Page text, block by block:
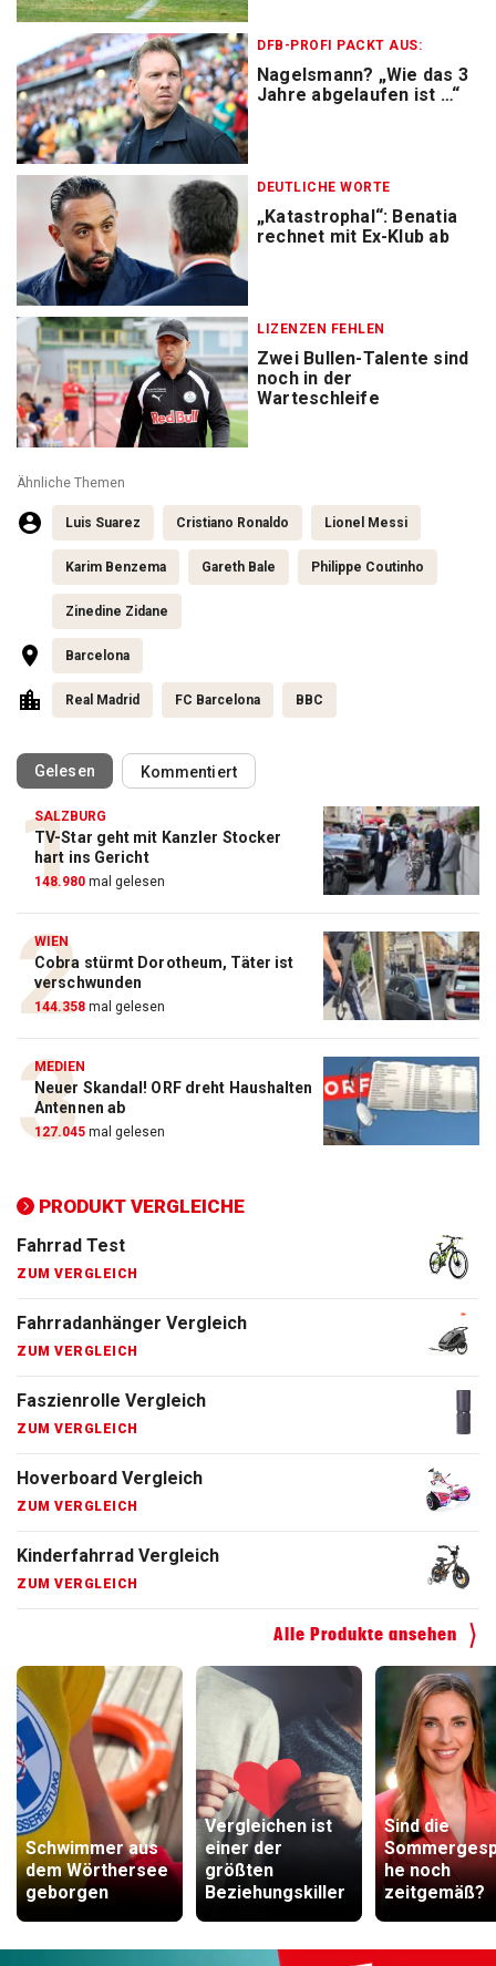
DFB-PROFI PACKT AUS:
Nagelsmann? „Wie das 3
Jahre abgelaufen ist …“
DEUTLICHE WORTE
„Katastrophal“: Benatia
rechnet mit Ex-Klub ab
LIZENZEN FEHLEN
Zwei Bullen-Talente sind
noch in der
Warteschleife
Ähnliche Themen
Luis Suarez Cristiano Ronaldo Lionel Messi
Karim Benzema Gareth Bale Philippe Coutinho
Zinedine Zidane
Barcelona
Real Madrid FC Barcelona BBC
Gelesen(ausgewählt)Kommentiert
SALZBURG
TV-Star geht mit Kanzler Stocker
hart ins Gericht
148.980 mal gelesen
WIEN
Cobra stürmt Dorotheum, Täter ist
verschwunden
144.358 mal gelesen
MEDIEN
Neuer Skandal! ORF dreht Haushalten
Antennen ab
127.045 mal gelesen
PRODUKT VERGLEICHE
Action-Cam Vergleich
ZUM VERGLEICH
Crosstrainer Vergleich
ZUM VERGLEICH
E-Bike Vergleich
ZUM VERGLEICH
Elektro-Scooter Vergleich
ZUM VERGLEICH
ZUM VERGLEICH
Fahrrad Test
ZUM VERGLEICH
Fahrradanhänger Vergleich
ZUM VERGLEICH
Faszienrolle Vergleich
ZUM VERGLEICH
Hoverboard Vergleich
ZUM VERGLEICH
Kinderfahrrad Vergleich
ZUM VERGLEICH
Alle Produkte ansehen
Schwimmer aus
dem Wörthersee
geborgen
Vergleichen ist
einer der
größten
Beziehungskiller
Sind die
he noch
zeitgemäß?